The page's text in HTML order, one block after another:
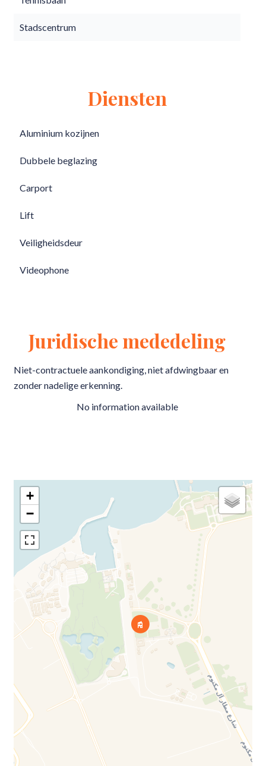
Stadscentrum
Diensten
Aluminium kozijnen
Dubbele beglazing
Carport
Lift
Veiligheidsdeur
Videophone
Juridische mededeling
Niet-contractuele aankondiging, niet afdwingbaar en
zonder nadelige erkenning.
No information available
+
−